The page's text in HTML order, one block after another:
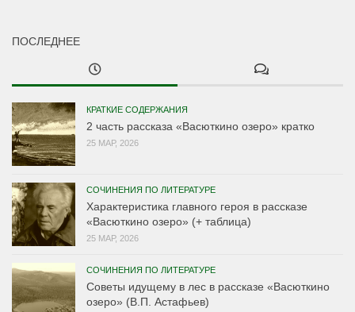
ПОСЛЕДНЕЕ
КРАТКИЕ СОДЕРЖАНИЯ
2 часть рассказа «Васюткино озеро» кратко
25 МАР, 2026
СОЧИНЕНИЯ ПО ЛИТЕРАТУРЕ
Характеристика главного героя в рассказе
«Васюткино озеро» (+ таблица)
25 МАР, 2026
СОЧИНЕНИЯ ПО ЛИТЕРАТУРЕ
Советы идущему в лес в рассказе «Васюткино
озеро» (В.П. Астафьев)